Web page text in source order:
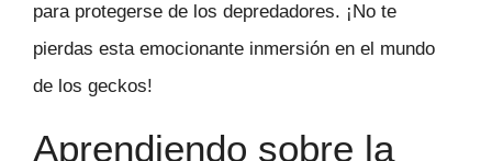
para protegerse de los depredadores. ¡No te
pierdas esta emocionante inmersión en el mundo
de los geckos!
Aprendiendo sobre la